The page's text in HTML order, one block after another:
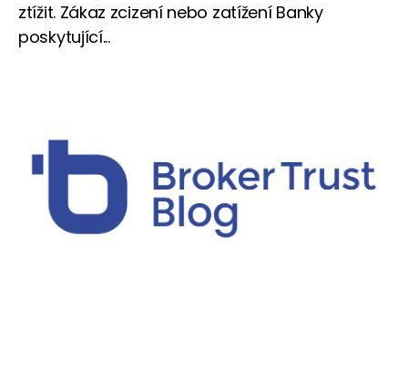
ztížit. Zákaz zcizení nebo zatížení Banky
poskytující...